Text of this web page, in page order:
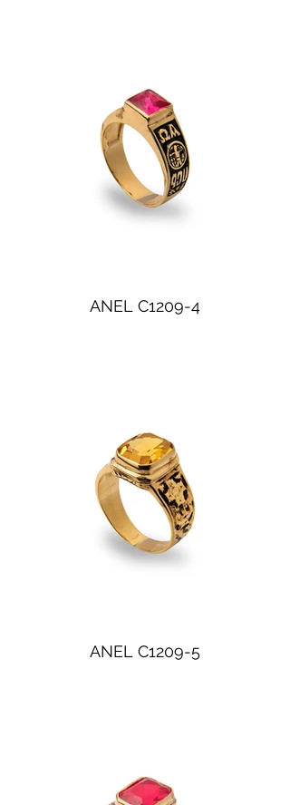
ANEL C1209-4
ANEL C1209-5